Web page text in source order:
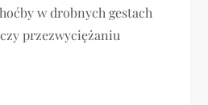
w drobnych gestach
przezwyciężaniu